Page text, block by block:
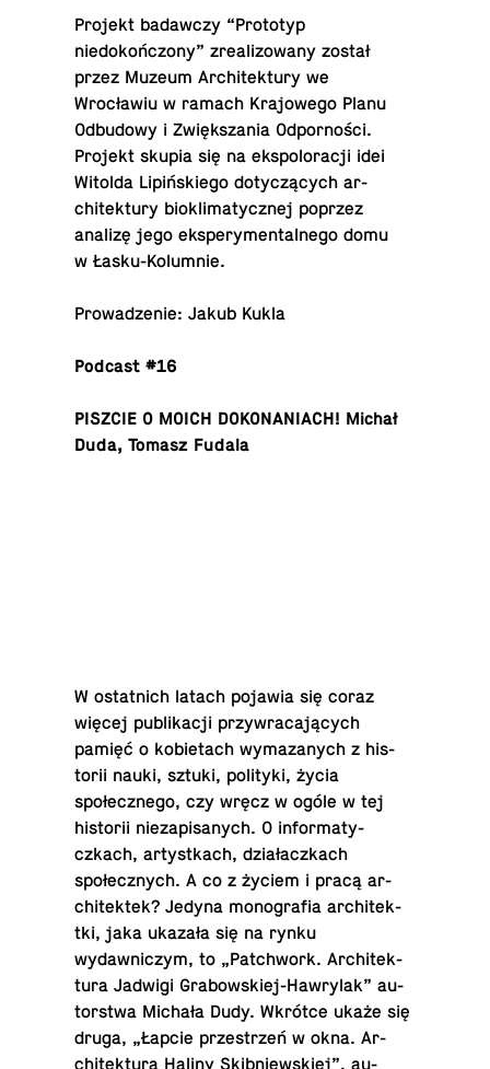
Projekt badaw­czy “Pro­to­typ
niedokończony” zre­al­i­zowany został
przez Muzeum Ar­chitek­tury we
Wrocławiu w ramach Kra­jowego Planu
Odbu­dowy i Zwiększania Odporności.
Projekt skupia się na ek­spoloracji idei
Witolda Lipińskiego dotyczących ar­
chitek­tury biok­li­maty­cznej poprzez
analizę jego ekspery­men­tal­nego domu
w Łasku-Kolum­nie.
Prowadze­nie: Jakub Kukla
Podcast #16
PISZCIE O MOICH DOKO­NA­NI­ACH! Michał
Duda, Tomasz Fudala
W os­tat­nich latach pojawia się coraz
więcej pub­likacji przy­wracających
pamięć o ko­bi­etach wymazanych z his­
torii nauki, sztuki, poli­tyki, życia
społecznego, czy wręcz w ogóle w tej
his­torii nieza­pisanych. O in­for­maty­
czkach, artys­tkach, działaczkach
społecznych. A co z życiem i pracą ar­
chitek­tek? Jedyna mono­grafia ar­chitek­
tki, jaka ukazała się na rynku
wydawniczym, to „Patch­work. Ar­chitek­
tura Jadwigi Grabowskiej-Hawry­lak” au­
torstwa Michała Dudy. Wkrótce ukaże się
druga, „Łapcie przestrzeń w okna. Ar­
chitek­tura Haliny Skib­niewskiej”, au­